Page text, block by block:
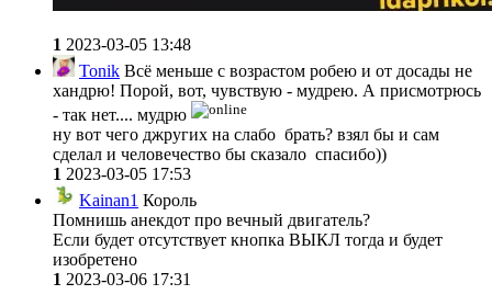
1 2023-03-05 13:48
Tonik Всё меньше с возрастом робею и от досады не
хандрю! Порой, вот, чувствую - мудрею. А присмотрюсь
- так нет.... мудрю
ну вот чего джругих на слабо брать? взял бы и сам
сделал и человечество бы сказало спасибо))
1 2023-03-05 17:53
Kainan1 Король
Помнишь анекдот про вечный двигатель?
Если будет отсутствует кнопка ВЫКЛ тогда и будет
изобретено
1 2023-03-06 17:31